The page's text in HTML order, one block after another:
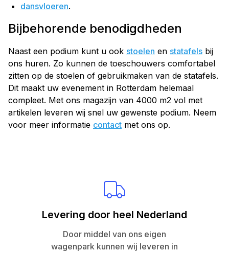
dansvloeren.
Bijbehorende benodigdheden
Naast een podium kunt u ook stoelen en statafels bij
ons huren. Zo kunnen de toeschouwers comfortabel
zitten op de stoelen of gebruikmaken van de statafels.
Dit maakt uw evenement in Rotterdam helemaal
compleet. Met ons magazijn van 4000 m2 vol met
artikelen leveren wij snel uw gewenste podium. Neem
voor meer informatie contact met ons op.
Levering door heel Nederland
Door middel van ons eigen
wagenpark kunnen wij leveren in